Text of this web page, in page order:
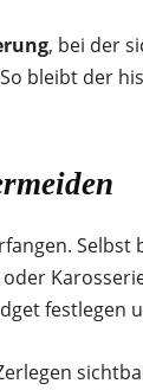
, bei der
bleibt der
festlegen